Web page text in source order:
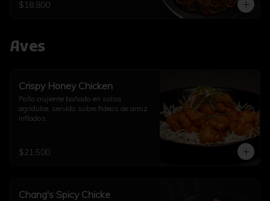
$18.800
Aves
Crispy Honey Chicken
Pollo crujiente bañado en salsa
agridulce, servido sobre fideos de arroz
inflados.
$21.500
Chang's Spicy Chicke